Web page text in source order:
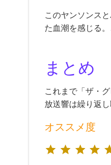
このヤンソンス
た血潮を感じる
まとめ
これまで「ザ・
放送響は繰り返
オススメ度